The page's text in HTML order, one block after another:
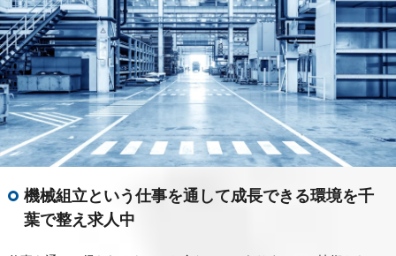
機械組立という仕事を通して成長できる環境を千
葉で整え求人中